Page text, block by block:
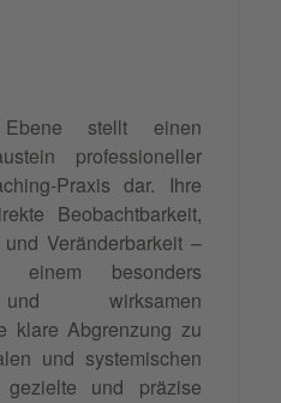
stellt einen
professioneller
Praxis dar. Ihre
Beobachtbarkeit,
Veränderbarkeit –
besonders
wirksamen
klare Abgrenzung zu
und systemischen
gezielte und präzise